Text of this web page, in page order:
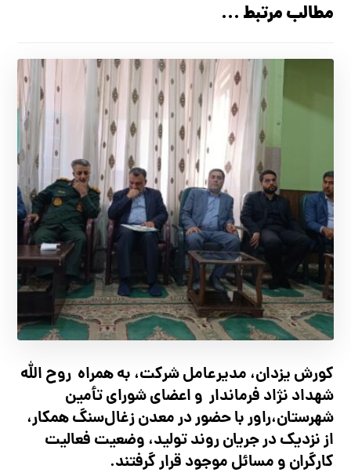
مطالب مرتبط ...
کورش یزدان، مدیرعامل شرکت، به همراه روح الله
شهداد نژاد فرماندار و اعضای شورای تأ‌مین
شهرستان،راور با حضور در معدن زغال‌سنگ همکار،
از نزدیک در جریان روند تولید، وضعیت فعالیت
کارگران و مسائل موجود قرار گرفتند.